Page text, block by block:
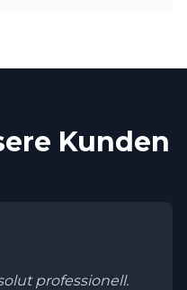
Kunden
professionell.